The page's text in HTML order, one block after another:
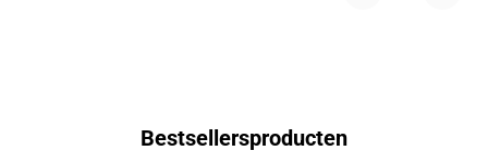
Bestsellersproducten